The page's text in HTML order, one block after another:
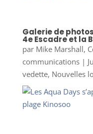
Galerie de
4e Escadre et la
par Mike Marshall,
communications|
vedette, Nouvelles